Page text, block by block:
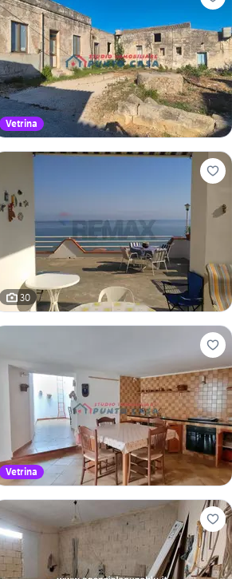
Vetrina
30
Vetrina